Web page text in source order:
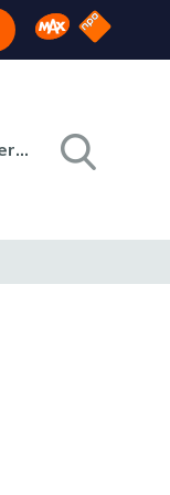
Omroep MAX
NPO
Registreren